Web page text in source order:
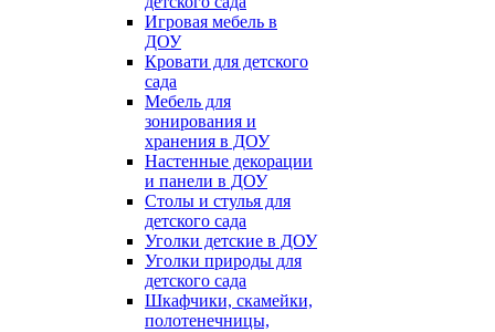
Игровая мебель в
ДОУ
Кровати для детского
сада
Мебель для
зонирования и
хранения в ДОУ
Настенные декорации
и панели в ДОУ
Столы и стулья для
детского сада
Уголки детские в ДОУ
Уголки природы для
детского сада
Шкафчики, скамейки,
полотенечницы,